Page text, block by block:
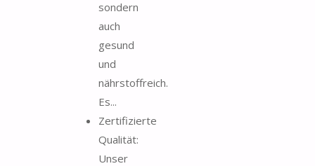
sondern
auch
gesund
und
nährstoffreich.
Es...
Zertifizierte
Qualität:
Unser